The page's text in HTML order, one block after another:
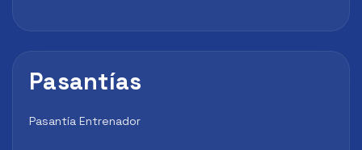
Pasantías
Pasantía Entrenador